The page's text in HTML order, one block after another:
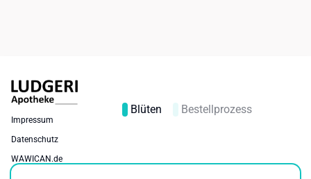
Impressum
Datenschutz
WAWICAN.de
Blüten Bestellprozess